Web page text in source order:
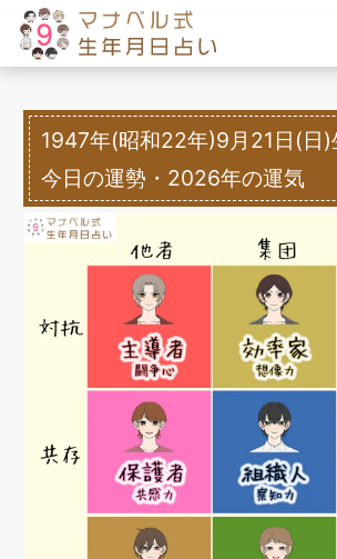
1947年(昭和22年)9月21日(日)
今日の運勢・2026年の運気